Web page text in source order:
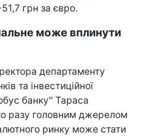
грн за євро.
може вплинути
департаменту
та інвестиційної
банку'' Тараса
разу головним джерелом
ринку може стати